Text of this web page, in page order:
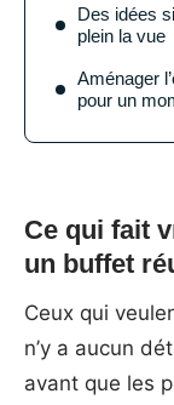
Des idées
plein la vue
Aménager
pour un
Ce qui fait
un buffet
Ceux qui
n’y a aucun
avant que les